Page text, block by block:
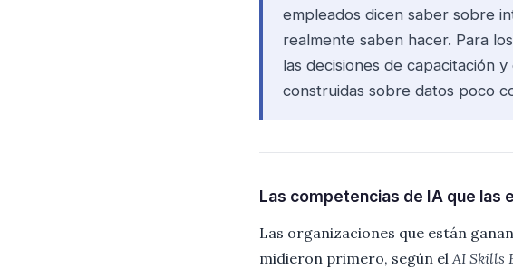
empleados dicen saber sobre
realmente saben hacer. Para
las decisiones de capacitación
construidas sobre datos poco
Las competencias de IA que las
Las organizaciones que están
midieron primero, según el AI Skills